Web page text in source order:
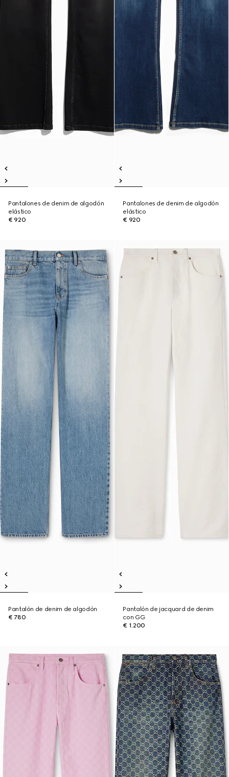
Pantalones de denim de algodón
elástico
€ 920
Pantalones de denim de algodón
elástico
€ 920
Pantalón de denim de algodón
€ 780
Pantalón de jacquard de denim
con GG
€ 1.200